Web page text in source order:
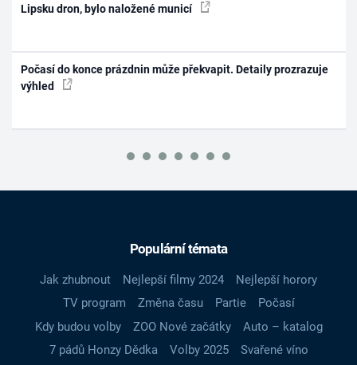
Lipsku dron, bylo naložené municí
Počasí do konce prázdnin může překvapit. Detaily prozrazuje
výhled
Populární témata
Jak zhubnout Nejlepší filmy 2024
Nejlepší horory
TV program
Změna času Partie
Počasí
Kdy budou volby
ZOO Nové začátky
Auto – katalog
7 pádů Honzy Dědka
Volby 2025
Svařené víno